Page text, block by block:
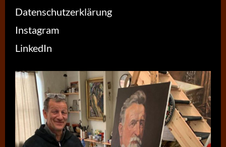
Datenschutzerklärung
Instagram
LinkedIn